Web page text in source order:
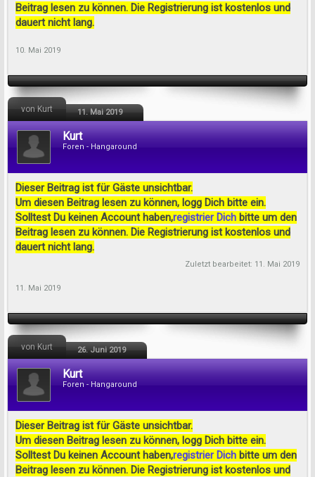
Beitrag lesen zu können. Die Registrierung ist kostenlos und
dauert nicht lang.
10. Mai 2019
von Kurt 11. Mai 2019
Kurt
Foren - Hangaround
Dieser Beitrag ist für Gäste unsichtbar.
Um diesen Beitrag lesen zu können, logg Dich bitte ein.
Solltest Du keinen Account haben,registrier Dich bitte um den
Beitrag lesen zu können. Die Registrierung ist kostenlos und
dauert nicht lang.
Zuletzt bearbeitet: 11. Mai 2019
11. Mai 2019
von Kurt 26. Juni 2019
Kurt
Foren - Hangaround
Dieser Beitrag ist für Gäste unsichtbar.
Um diesen Beitrag lesen zu können, logg Dich bitte ein.
Solltest Du keinen Account haben,registrier Dich bitte um den
Beitrag lesen zu können. Die Registrierung ist kostenlos und